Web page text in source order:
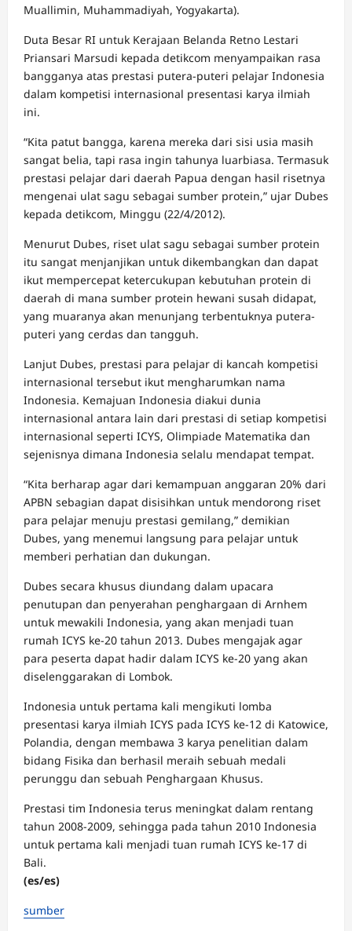
Muallimin, Muhammadiyah, Yogyakarta).
Duta Besar RI untuk Kerajaan Belanda Retno Lestari
Priansari Marsudi kepada detikcom menyampaikan rasa
bangganya atas prestasi putera-puteri pelajar Indonesia
dalam kompetisi internasional presentasi karya ilmiah
ini.
“Kita patut bangga, karena mereka dari sisi usia masih
sangat belia, tapi rasa ingin tahunya luarbiasa. Termasuk
prestasi pelajar dari daerah Papua dengan hasil risetnya
mengenai ulat sagu sebagai sumber protein,” ujar Dubes
kepada detikcom, Minggu (22/4/2012).
Menurut Dubes, riset ulat sagu sebagai sumber protein
itu sangat menjanjikan untuk dikembangkan dan dapat
ikut mempercepat ketercukupan kebutuhan protein di
daerah di mana sumber protein hewani susah didapat,
yang muaranya akan menunjang terbentuknya putera-
puteri yang cerdas dan tangguh.
Lanjut Dubes, prestasi para pelajar di kancah kompetisi
internasional tersebut ikut mengharumkan nama
Indonesia. Kemajuan Indonesia diakui dunia
internasional antara lain dari prestasi di setiap kompetisi
internasional seperti ICYS, Olimpiade Matematika dan
sejenisnya dimana Indonesia selalu mendapat tempat.
“Kita berharap agar dari kemampuan anggaran 20% dari
APBN sebagian dapat disisihkan untuk mendorong riset
para pelajar menuju prestasi gemilang,” demikian
Dubes, yang menemui langsung para pelajar untuk
memberi perhatian dan dukungan.
Dubes secara khusus diundang dalam upacara
penutupan dan penyerahan penghargaan di Arnhem
untuk mewakili Indonesia, yang akan menjadi tuan
rumah ICYS ke-20 tahun 2013. Dubes mengajak agar
para peserta dapat hadir dalam ICYS ke-20 yang akan
diselenggarakan di Lombok.
Indonesia untuk pertama kali mengikuti lomba
presentasi karya ilmiah ICYS pada ICYS ke-12 di Katowice,
Polandia, dengan membawa 3 karya penelitian dalam
bidang Fisika dan berhasil meraih sebuah medali
perunggu dan sebuah Penghargaan Khusus.
Prestasi tim Indonesia terus meningkat dalam rentang
tahun 2008-2009, sehingga pada tahun 2010 Indonesia
untuk pertama kali menjadi tuan rumah ICYS ke-17 di
Bali.
(es/es)
sumber